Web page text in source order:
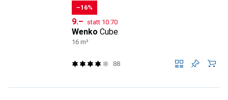
−16%
CHF
9.– statt CHF
10.70
Wenko Cube
16 m²
88